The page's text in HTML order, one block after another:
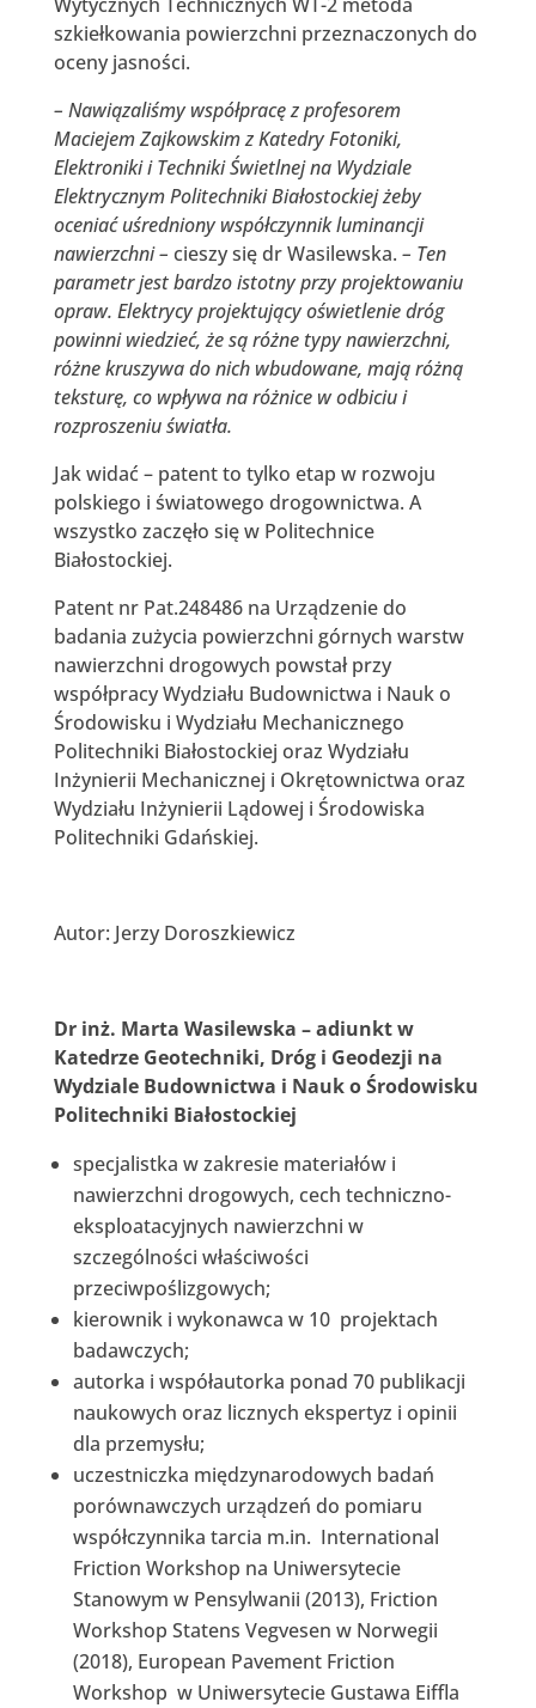
szkiełkowania powierzchni przeznaczonych do
oceny jasności.
– Nawiązaliśmy współpracę z profesorem
Maciejem Zajkowskim z Katedry Fotoniki,
Elektroniki i Techniki Świetlnej na Wydziale
Elektrycznym Politechniki Białostockiej żeby
oceniać uśredniony współczynnik luminancji
nawierzchni – cieszy się dr Wasilewska. – Ten
parametr jest bardzo istotny przy projektowaniu
opraw. Elektrycy projektujący oświetlenie dróg
powinni wiedzieć, że są różne typy nawierzchni,
różne kruszywa do nich wbudowane, mają różną
teksturę, co wpływa na różnice w odbiciu i
rozproszeniu światła.
Jak widać – patent to tylko etap w rozwoju
polskiego i światowego drogownictwa. A
wszystko zaczęło się w Politechnice
Białostockiej.
Patent nr Pat.248486 na Urządzenie do
badania zużycia powierzchni górnych warstw
nawierzchni drogowych powstał przy
współpracy Wydziału Budownictwa i Nauk o
Środowisku i Wydziału Mechanicznego
Politechniki Białostockiej oraz Wydziału
Inżynierii Mechanicznej i Okrętownictwa oraz
Wydziału Inżynierii Lądowej i Środowiska
Politechniki Gdańskiej.
Autor: Jerzy Doroszkiewicz
Dr inż. Marta Wasilewska – adiunkt w
Katedrze Geotechniki, Dróg i Geodezji na
Wydziale Budownictwa i Nauk o Środowisku
Politechniki Białostockiej
specjalistka w zakresie materiałów i
nawierzchni drogowych, cech techniczno-
eksploatacyjnych nawierzchni w
szczególności właściwości
przeciwpoślizgowych;
kierownik i wykonawca w 10 projektach
badawczych;
autorka i współautorka ponad 70 publikacji
naukowych oraz licznych ekspertyz i opinii
dla przemysłu;
uczestniczka międzynarodowych badań
porównawczych urządzeń do pomiaru
współczynnika tarcia m.in. International
Friction Workshop na Uniwersytecie
Stanowym w Pensylwanii (2013), Friction
Workshop Statens Vegvesen w Norwegii
(2018), European Pavement Friction
Workshop w Uniwersytecie Gustawa Eiffla